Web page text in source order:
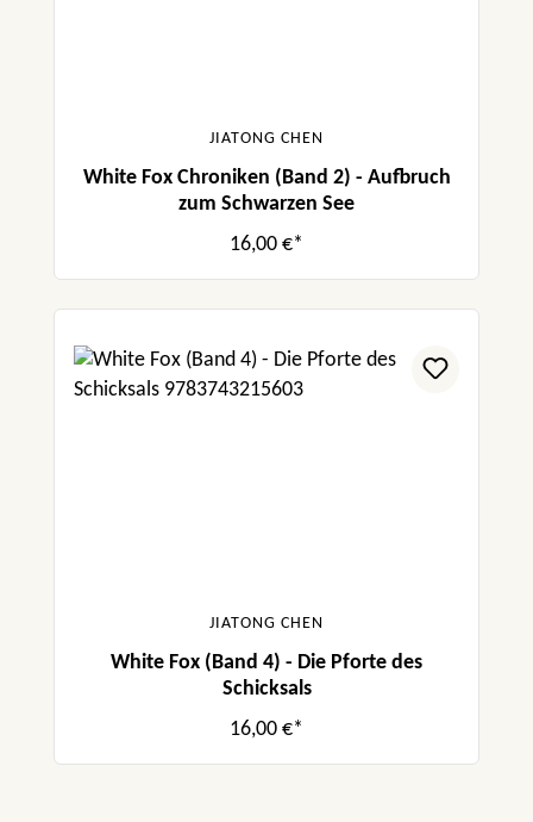
JIATONG CHEN
White Fox Chroniken (Band 2) - Aufbruch
zum Schwarzen See
16,00 €*
JIATONG CHEN
White Fox (Band 4) - Die Pforte des
Schicksals
16,00 €*